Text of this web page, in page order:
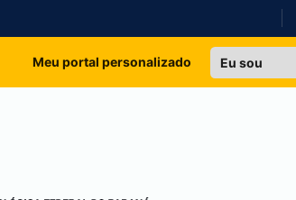
Meu portal personalizado